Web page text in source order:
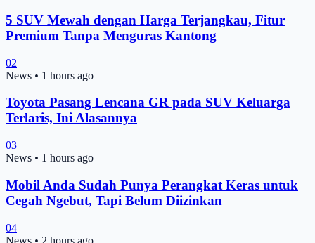
5 SUV Mewah dengan Harga Terjangkau, Fitur
Premium Tanpa Menguras Kantong
02
News • 1 hours ago
Toyota Pasang Lencana GR pada SUV Keluarga
Terlaris, Ini Alasannya
03
News • 1 hours ago
Mobil Anda Sudah Punya Perangkat Keras untuk
Cegah Ngebut, Tapi Belum Diizinkan
04
News • 2 hours ago